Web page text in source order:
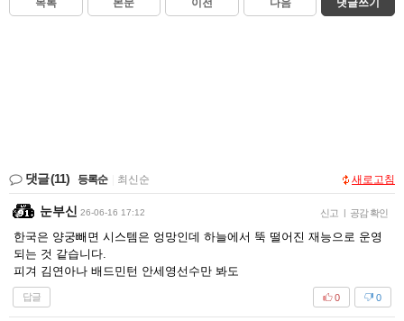
목록 본문 이전 다음 댓글쓰기
댓글(11) 등록순 최신순 새로고침
눈부신 26-06-16 17:12 신고 | 공감 확인
한국은 양궁빼면 시스템은 엉망인데 하늘에서 뚝 떨어진 재능으로 운영
되는 것 같습니다.
피겨 김연아나 배드민턴 안세영선수만 봐도
답글 0
0